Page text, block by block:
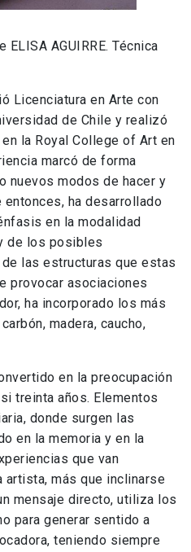
AGUIRRE. Técnica
Licenciatura en Arte con
de Chile y realizó
la Royal College of Art en
marcó de forma
nuevos modos de hacer y
ha desarrollado
en la modalidad
de los posibles
las estructuras que estas
provocar asociaciones
ha incorporado los más
madera, caucho,
en la preocupación
treinta años. Elementos
donde surgen las
en la memoria y en la
que van
artista, más que inclinarse
mensaje directo, utiliza los
para generar sentido a
teniendo siempre